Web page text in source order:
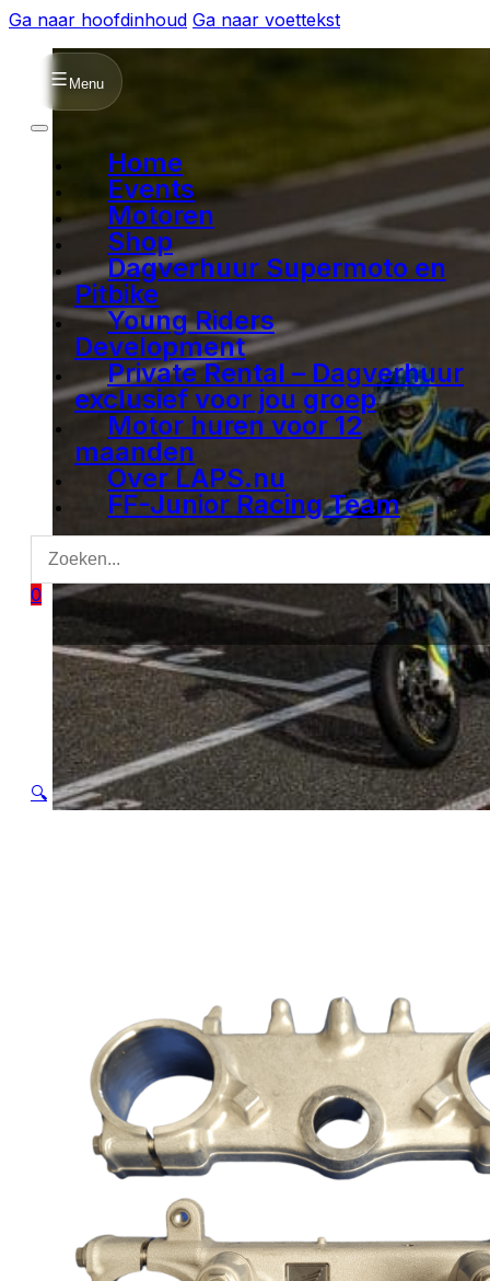
Ga naar hoofdinhoud Ga naar voettekst
Menu
Home
Events
Motoren
Shop
Dagverhuur Supermoto en
Pitbike
Young Riders
Development
Private Rental – Dagverhuur
exclusief voor jou groep
Motor huren voor 12
maanden
Over LAPS.nu
FF-Junior Racing Team
0
🔍